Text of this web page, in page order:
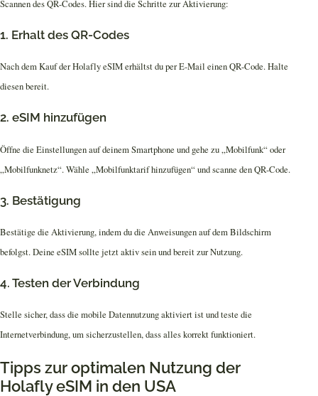
Scannen des QR-Codes. Hier sind die Schritte zur Aktivierung:
1. Erhalt des QR-Codes
Nach dem Kauf der Holafly eSIM erhältst du per E-Mail einen QR-Code. Halte
diesen bereit.
2. eSIM hinzufügen
Öffne die Einstellungen auf deinem Smartphone und gehe zu „Mobilfunk“ oder
„Mobilfunknetz“. Wähle „Mobilfunktarif hinzufügen“ und scanne den QR-Code.
3. Bestätigung
Bestätige die Aktivierung, indem du die Anweisungen auf dem Bildschirm
befolgst. Deine eSIM sollte jetzt aktiv sein und bereit zur Nutzung.
4. Testen der Verbindung
Stelle sicher, dass die mobile Datennutzung aktiviert ist und teste die
Internetverbindung, um sicherzustellen, dass alles korrekt funktioniert.
Tipps zur optimalen Nutzung der
Holafly eSIM in den USA